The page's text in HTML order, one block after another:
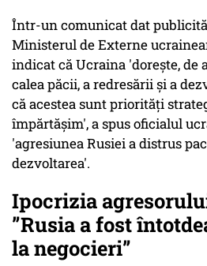
Într-un comunicat dat
Ministerul de Externe
indicat că Ucraina 'doreşte, de
calea păcii, a redresării şi a
că acestea sunt priorităţi
împărtăşim', a spus oficialul
'agresiunea Rusiei a distrus
dezvoltarea'.
Ipocrizia
”Rusia a fost
la negocieri”